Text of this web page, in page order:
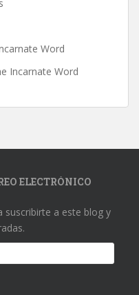
Word
Incarnate Word
ELECTRÓNICO
suscribirte a este blog y